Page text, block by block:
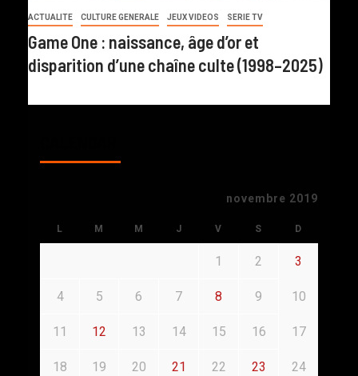
ACTUALITE CULTURE GENERALE JEUX VIDEOS SERIE TV
Game One : naissance, âge d’or et
disparition d’une chaîne culte (1998–2025)
novembre 2019
L M M J V S D
1 2 3
4 5 6 7 8 9 10
11 12 13 14 15 16 17
18 19 20 21 22 23 24